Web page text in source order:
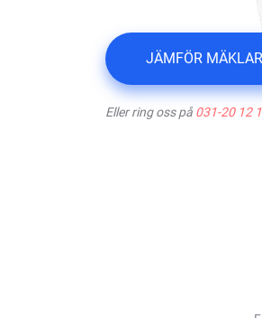
JÄMFÖR
Eller ring oss på 031-20 12